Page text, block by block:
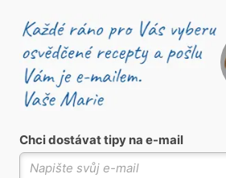
Chci dostávat tipy na e-mail